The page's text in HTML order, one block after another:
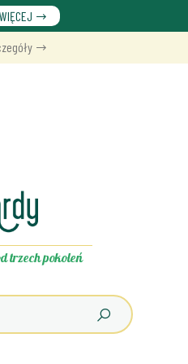
WIĘCEJ
trzech pokoleń